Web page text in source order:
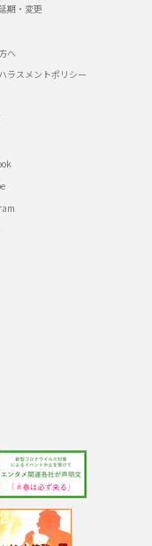
期・変更
へ
ラスメントポリシー